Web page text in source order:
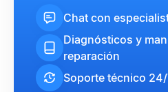
Chat con
Diagnósticos y
reparación
Soporte técnico